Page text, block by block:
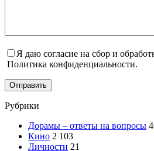
Я даю согласие на сбор и
Политика конфиденциальности.
Отправить
Рубрики
Дорамы – ответы на вопросы
Кино 2 103
Личности 21